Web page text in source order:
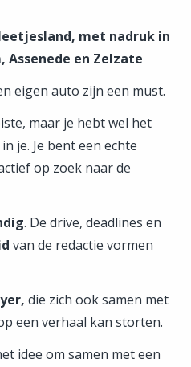
met nadruk in
Assenede en Zelzate
eigen auto zijn een must.
maar je hebt wel het
in je. Je bent een echte
op zoek naar de
. De drive, deadlines en
van de redactie vormen
die zich ook samen met
een verhaal kan storten.
idee om samen met een